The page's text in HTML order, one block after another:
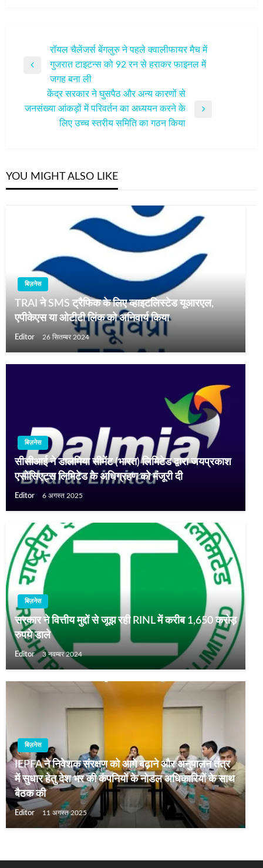
नेविगेशन
Previous
रॉयल चैलेंजर्स बेंगलुरु ने पहले क्वालीफायर मैच में
गुजरात टाइटन्स को 92 रन से हराकर फाइनल में
जगह बना ली
केंद्र सरकार ने घुसपैठ और अन्य कारणों से
जनसंख्‍या आंकड़ों में परिवर्तन का अध्ययन करने के
लिए उच्च स्तरीय समिति का गठन किया
YOU MIGHT ALSO LIKE
बिज़नेस
TRAI ने SMS ट्रैफिक के लिए व्हाइटलिस्टेड यूआरएल,
एपीकेएस या ओटीटी लिंक को अनिवार्य किया
Editor 26 सितम्बर 2024
बिज़नेस
सीसीआई ने डालमिया सीमेंट (भारत) लिमिटेड द्वारा जयप्रकाश
एसोसिएट्स लिमिटेड के अधिग्रहण को मंजूरी दी
Editor 6 अगस्त 2025
बिज़नेस
सरकार ने वित्तीय मुद्दों से जूझ रही RINL में करीब 1,650 करोड़
रुपये डाले
Editor 3 नवम्बर 2024
बिज़नेस
IEPFA ने निवेशक संरक्षण को आगे बढ़ाने और अनुपालन तंत्र
में सुधार हेतु देश भर की कंपनियों के नोडल अधिकारियों के साथ
बैठक की
Editor 11 अगस्त 2025